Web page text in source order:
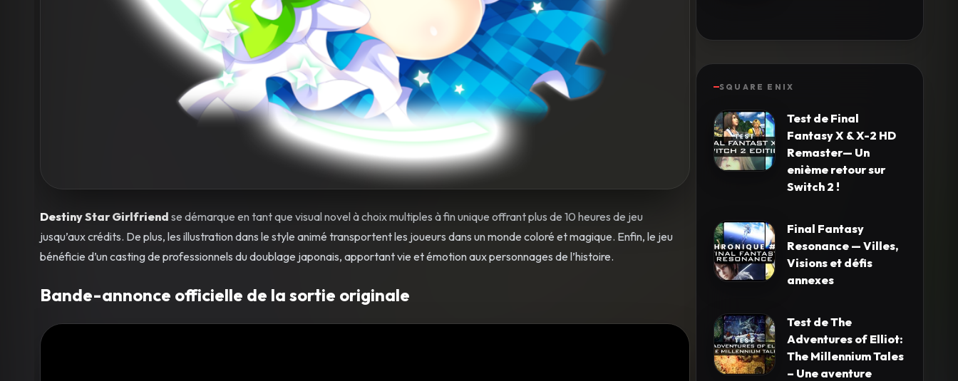
Destiny Star Girlfriend se démarque en tant que visual novel à choix multiples à fin unique offrant plus de 10 heures de jeu
jusqu’aux crédits. De plus, les illustration dans le style animé transportent les joueurs dans un monde coloré et magique. Enfin, le jeu
bénéficie d’un casting de professionnels du doublage japonais, apportant vie et émotion aux personnages de l’histoire.
Bande-annonce officielle de la sortie originale
SQUARE ENIX
Test de Final
Fantasy X & X-2 HD
Remaster— Un
enième retour sur
Switch 2 !
Final Fantasy
Resonance — Villes,
Visions et défis
annexes
Test de The
Adventures of Elliot:
The Millennium Tales
– Une aventure